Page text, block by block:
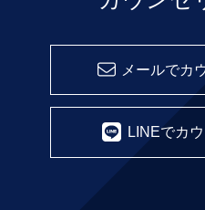
メールでカ
LINEでカ